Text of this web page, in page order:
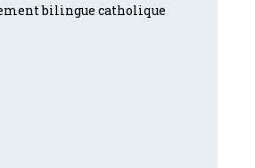
Site du rectorat
bilingue catholique